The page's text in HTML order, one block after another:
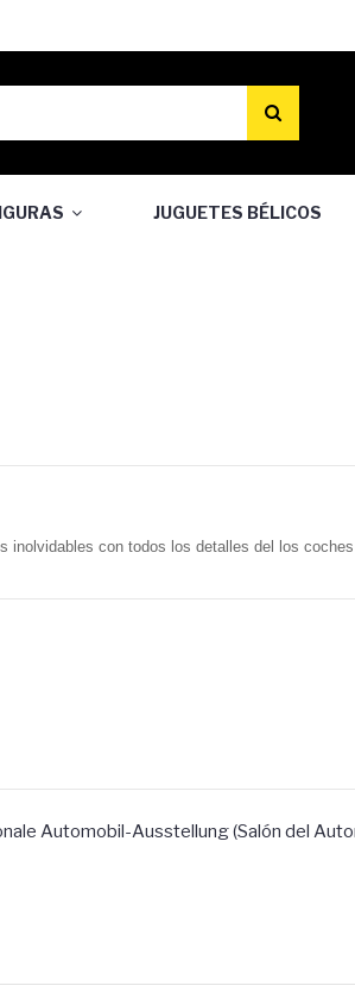
JUGUETES BÉLICOS
inolvidables con todos los detalles del los
Automobil-Ausstellung (Salón del